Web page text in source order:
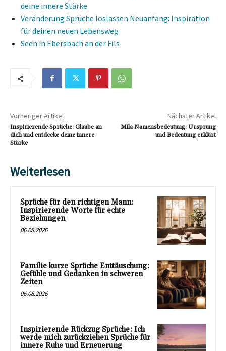
deine innere Stärke
Veränderung Sprüche loslassen Neuanfang: Inspiration
für deinen neuen Lebensweg
Seen in Ebersbach an der Fils
Vorheriger Artikel
Inspirierende Sprüche: Glaube an
dich und entdecke deine innere
Stärke
Nächster Artikel
Mila Namensbedeutung: Ursprung
und Bedeutung erklärt
Weiterlesen
Sprüche für den richtigen Mann:
Inspirierende Worte für echte
Beziehungen
06.08.2026
Familie kurze Sprüche Enttäuschung:
Gefühle und Gedanken in schweren
Zeiten
06.08.2026
Inspirierende Rückzug Sprüche: Ich
werde mich zurückziehen Sprüche für
innere Ruhe und Erneuerung